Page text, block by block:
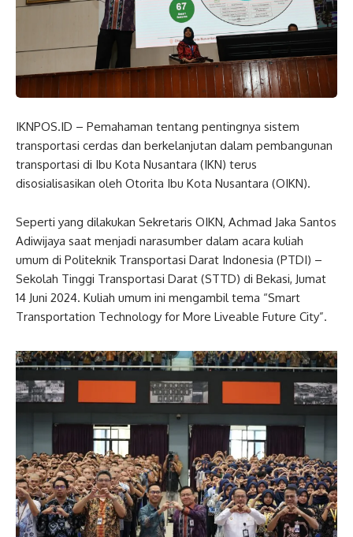
IKNPOS.ID – Pemahaman tentang pentingnya sistem
transportasi cerdas dan berkelanjutan dalam pembangunan
transportasi di Ibu Kota Nusantara (IKN) terus
disosialisasikan oleh Otorita Ibu Kota Nusantara (OIKN).
Seperti yang dilakukan Sekretaris OIKN, Achmad Jaka Santos
Adiwijaya saat menjadi narasumber dalam acara kuliah
umum di Politeknik Transportasi Darat Indonesia (PTDI) –
Sekolah Tinggi Transportasi Darat (STTD) di Bekasi, Jumat
14 Juni 2024. Kuliah umum ini mengambil tema “Smart
Transportation Technology for More Liveable Future City”.